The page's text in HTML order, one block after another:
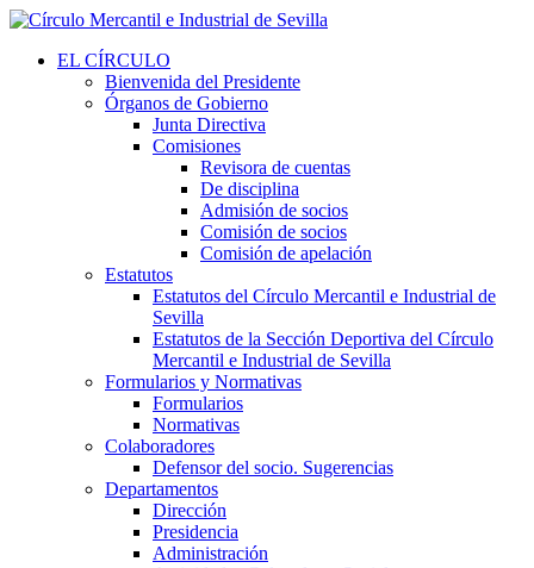
EL CÍRCULO
Bienvenida del Presidente
Órganos de Gobierno
Junta Directiva
Comisiones
Revisora de cuentas
De disciplina
Admisión de socios
Comisión de socios
Comisión de apelación
Estatutos
Estatutos del Círculo Mercantil e Industrial de
Sevilla
Estatutos de la Sección Deportiva del Círculo
Mercantil e Industrial de Sevilla
Formularios y Normativas
Formularios
Normativas
Colaboradores
Defensor del socio. Sugerencias
Departamentos
Dirección
Presidencia
Administración